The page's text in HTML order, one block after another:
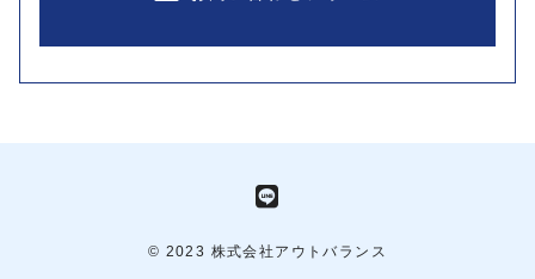
© 2023 株式会社アウトバランス